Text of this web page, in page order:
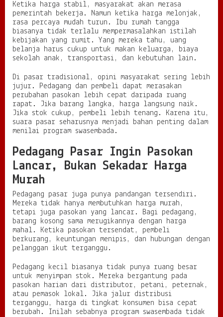
Ketika harga stabil, masyarakat akan merasa
pemerintah bekerja. Namun ketika harga melonjak,
rasa percaya mudah turun. Ibu rumah tangga
biasanya tidak terlalu mempermasalahkan istilah
kebijakan yang rumit. Yang mereka tahu, uang
belanja harus cukup untuk makan keluarga, biaya
sekolah anak, transportasi, dan kebutuhan lain.
Di pasar tradisional, opini masyarakat sering lebih
jujur. Pedagang dan pembeli dapat merasakan
perubahan pasokan lebih cepat daripada ruang
rapat. Jika barang langka, harga langsung naik.
Jika stok cukup, pembeli lebih tenang. Karena itu,
suara pasar seharusnya menjadi bahan penting dalam
menilai program swasembada.
Pedagang Pasar Ingin Pasokan
Lancar, Bukan Sekadar Harga
Murah
Pedagang pasar juga punya pandangan tersendiri.
Mereka tidak hanya membutuhkan harga murah,
tetapi juga pasokan yang lancar. Bagi pedagang,
barang kosong sama merugikannya dengan harga
mahal. Ketika pasokan tersendat, pembeli
berkurang, keuntungan menipis, dan hubungan dengan
pelanggan ikut terganggu.
Pedagang kecil biasanya tidak punya ruang besar
untuk menyimpan stok. Mereka bergantung pada
pasokan harian dari distributor, petani, peternak,
atau pemasok lokal. Jika jalur distribusi
terganggu, harga di tingkat konsumen bisa cepat
berubah. Inilah sebabnya program swasembada tidak